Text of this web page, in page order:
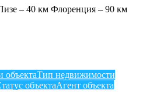
– 40 км Флоренция – 90 км
объектаТип недвижимости
объектаАгент объекта